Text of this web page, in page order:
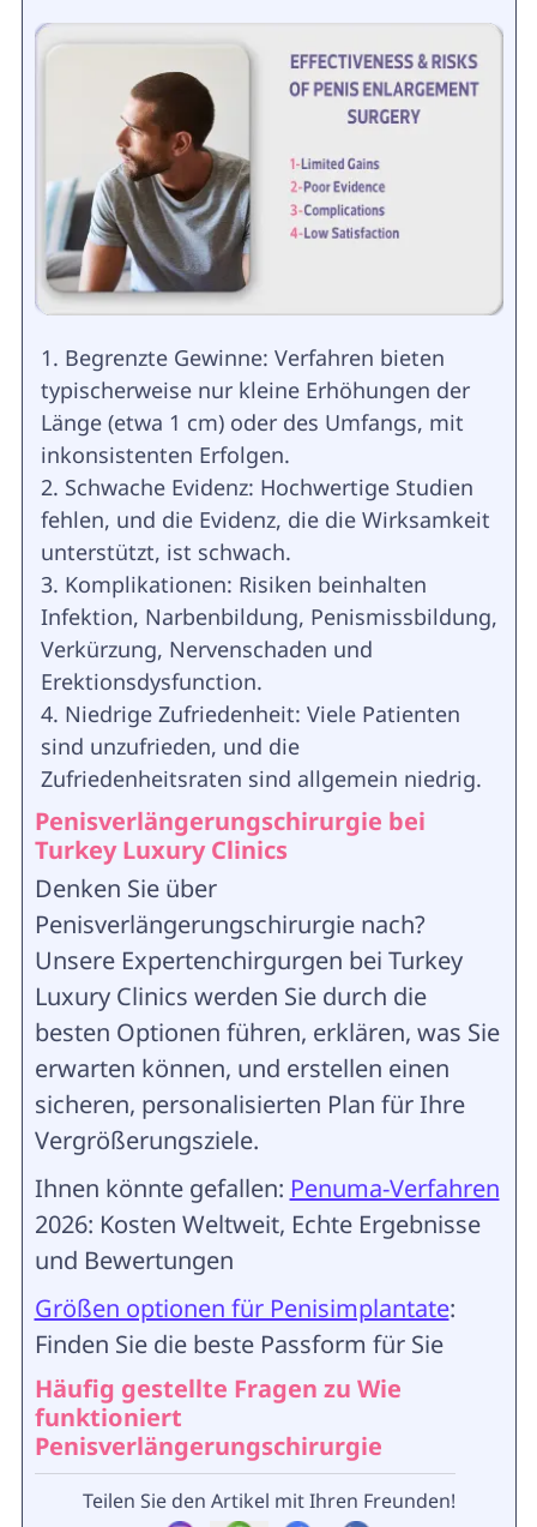
Begrenzte Gewinne: Verfahren bieten
typischerweise nur kleine Erhöhungen der
Länge (etwa 1 cm) oder des Umfangs, mit
inkonsistenten Erfolgen.
Schwache Evidenz: Hochwertige Studien
fehlen, und die Evidenz, die die Wirksamkeit
unterstützt, ist schwach.
Komplikationen: Risiken beinhalten
Infektion, Narbenbildung, Penismissbildung,
Verkürzung, Nervenschaden und
Erektionsdysfunction.
Niedrige Zufriedenheit: Viele Patienten
sind unzufrieden, und die
Zufriedenheitsraten sind allgemein niedrig.
Penisverlängerungschirurgie bei
Turkey Luxury Clinics
Denken Sie über
Penisverlängerungschirurgie nach?
Unsere Expertenchirgurgen bei Turkey
Luxury Clinics werden Sie durch die
besten Optionen führen, erklären, was Sie
erwarten können, und erstellen einen
sicheren, personalisierten Plan für Ihre
Vergrößerungsziele.
Ihnen könnte gefallen: Penuma-Verfahren
2026: Kosten Weltweit, Echte Ergebnisse
und Bewertungen
Größen optionen für Penisimplantate:
Finden Sie die beste Passform für Sie
Häufig gestellte Fragen zu Wie
funktioniert
Penisverlängerungschirurgie
Teilen Sie den Artikel mit Ihren Freunden!